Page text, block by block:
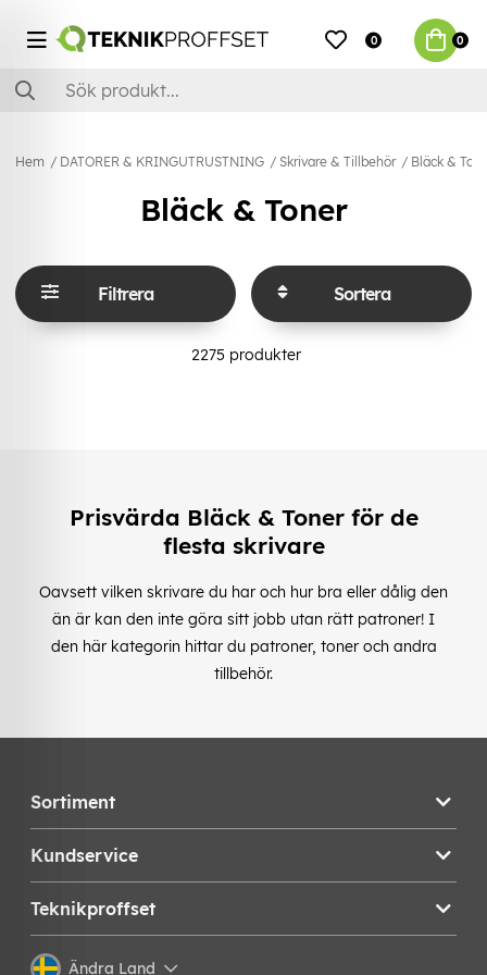
0 0
Hem DATORER & KRINGUTRUSTNING Skrivare & Tillbehör Bläck &
Bläck & Toner
Filtrera Sortera
2275 produkter
Prisvärda Bläck & Toner för de
flesta skrivare
Oavsett vilken skrivare du har och hur bra eller dålig den
än är kan den inte göra sitt jobb utan rätt patroner! I
den här kategorin hittar du patroner, toner och andra
tillbehör.
Sortiment
Kundservice
Teknikproffset
Ändra Land